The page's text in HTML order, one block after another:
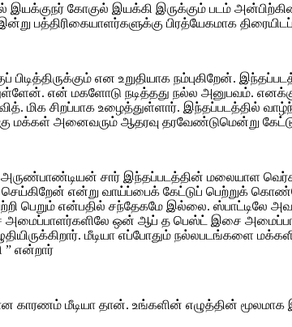
இயக்குநர் கோகுல் இயக்கி இருக்கும் படம்
பத்திரிகையாளர்களுக்கு பிரத்யேகமாக
என உறுதியாக நம்புகிறேன்.
என் மகளோடு நடித்தது நல்ல அனுபவம்.
மிக சிறப்பாக உழைத்துள்ளார்.
மக்கள் அனைவரும் ஆதரவு தரவேண்டுமென்று
சார் இந்தப்படத்தின் மலையாள
என்று வாய்ப்பைக் கேட்டுப் பெற்றுக்
பெறும் என்பதில் சந்தேகமே இல்லை.
அமைப்பாளர்களிலே ஒன் ஆப் த பெஸ்ட் இசை
மீடியா எப்போதும் நல்லபடங்களை
” என்றார்
காரணம் மீடியா தான். உங்களின் எழுத்தின்